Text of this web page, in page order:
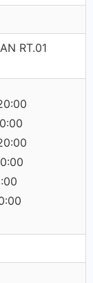
RT.01